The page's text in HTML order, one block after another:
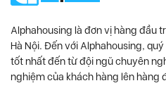
Alphahousing là đơn vị hàng đầu
Hà Nội. Đến với Alphahousing,
tốt nhất đến từ đội ngũ chuyên
nghiệm của khách hàng lên hàng